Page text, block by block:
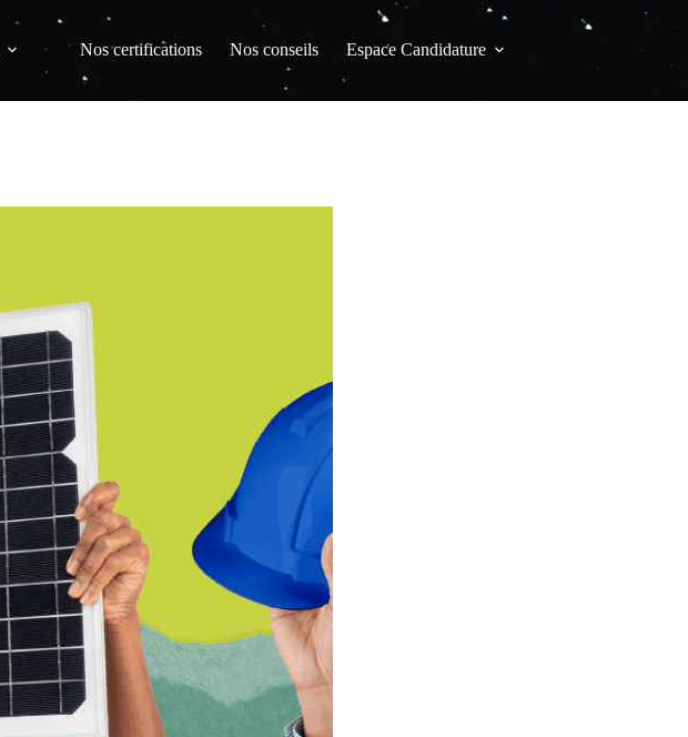
Nos certifications Nos conseils Espace Candidature